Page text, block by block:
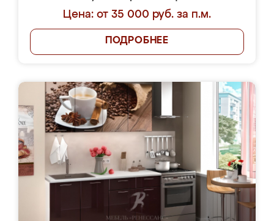
Цена: от 35 000 руб. за п.м.
ПОДРОБНЕЕ